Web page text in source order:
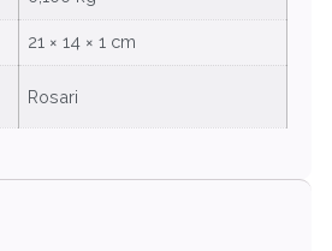
21 × 14 × 1 cm
Rosari